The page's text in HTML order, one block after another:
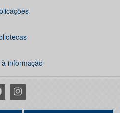
à informação
Instagram